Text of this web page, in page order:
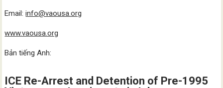
Email:info@vaousa.org
www.vaousa.org
Bản tiếng Anh:
ICE Re-Arrest and Detention of Pre-1995